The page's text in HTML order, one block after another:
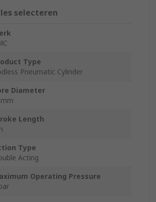
selecteren
Type
Pneumatic Cylinder
Diameter
Length
Type
Acting
Operating Pressure